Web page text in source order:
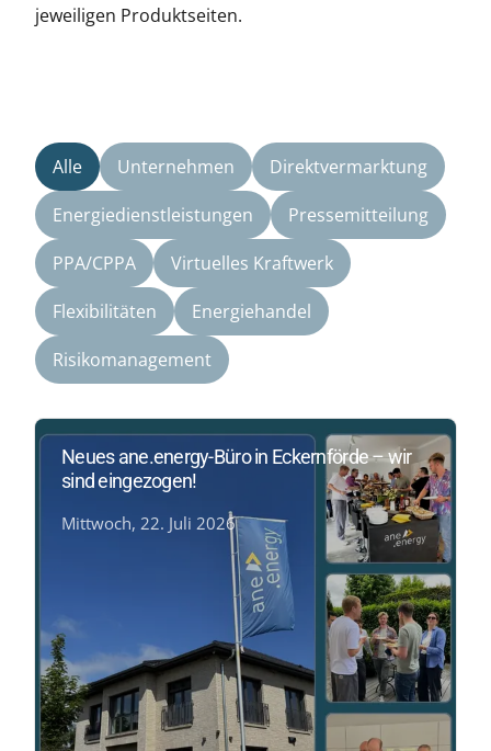
jeweiligen Produktseiten.
Alle Unternehmen
Direktvermarktung
Energiedienstleistungen
Pressemitteilung
PPA/CPPA
Virtuelles Kraftwerk
Flexibilitäten
Energiehandel
Risikomanagement
Neues ane.energy-Büro in Eckernförde – wir
sind eingezogen!
Mittwoch, 22. Juli 2026